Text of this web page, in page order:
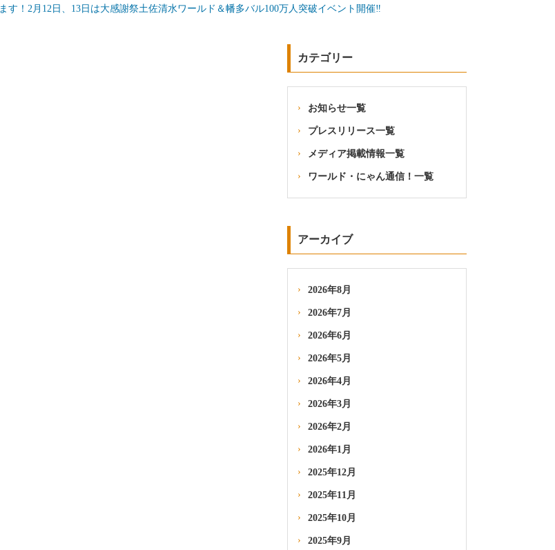
す！2月12日、13日は大感謝祭土佐清水ワールド＆幡多バル100万人突破イベント開催‼
カテゴリー
お知らせ一覧
プレスリリース一覧
メディア掲載情報一覧
ワールド・にゃん通信！一覧
アーカイブ
2026年8月
2026年7月
2026年6月
2026年5月
2026年4月
2026年3月
2026年2月
2026年1月
2025年12月
2025年11月
2025年10月
2025年9月